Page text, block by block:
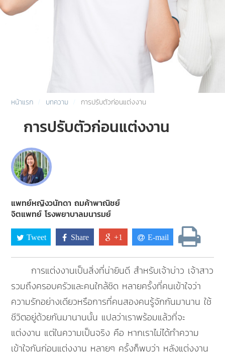
หน้าแรก บทความ การปรับตัวก่อนแต่งงาน
การปรับตัวก่อนแต่งงาน
แพทย์หญิงวนัทดา ถมค้าพาณิชย์
จิตแพทย์ โรงพยาบาลมนารมย์
Tweet Share +1 E-mail
การแต่งงานเป็นสิ่งที่น่ายินดี สำหรับเจ้าบ่าว เจ้าสาว
รวมถึงครอบครัวและคนใกล้ชิด หลายครั้งที่คนเข้าใจว่า
ความรักอย่างเดียวหรือการที่คนสองคนรู้จักกันมานาน ใช้
ชีวิตอยู่ด้วยกันมานานนั้น แปลว่าเราพร้อมแล้วที่จะ
แต่งงาน แต่ในความเป็นจริง คือ หากเราไม่ได้ทำความ
เข้าใจกันก่อนแต่งงาน หลายๆ ครั้งก็พบว่า หลังแต่งงาน